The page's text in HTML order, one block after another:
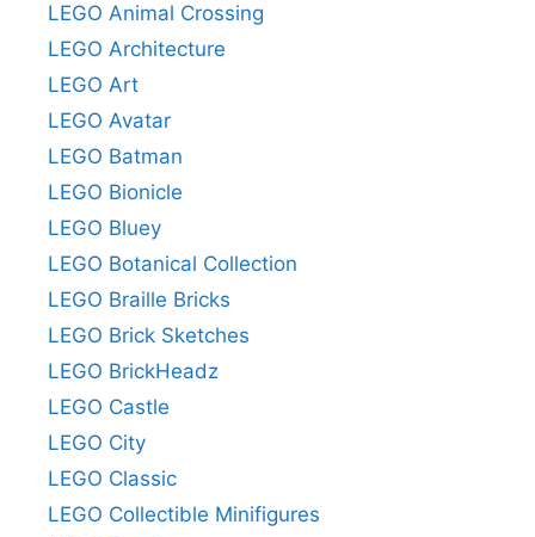
LEGO Animal Crossing
LEGO Architecture
LEGO Art
LEGO Avatar
LEGO Batman
LEGO Bionicle
LEGO Bluey
LEGO Botanical Collection
LEGO Braille Bricks
LEGO Brick Sketches
LEGO BrickHeadz
LEGO Castle
LEGO City
LEGO Classic
LEGO Collectible Minifigures